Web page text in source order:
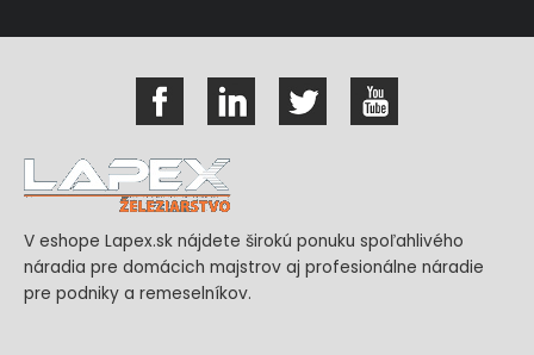
V eshope Lapex.sk nájdete širokú ponuku spoľahlivého
náradia pre domácich majstrov aj profesionálne náradie
pre podniky a remeselníkov.